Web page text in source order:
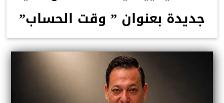
جديدة بعنوان ” وقت الحساب”